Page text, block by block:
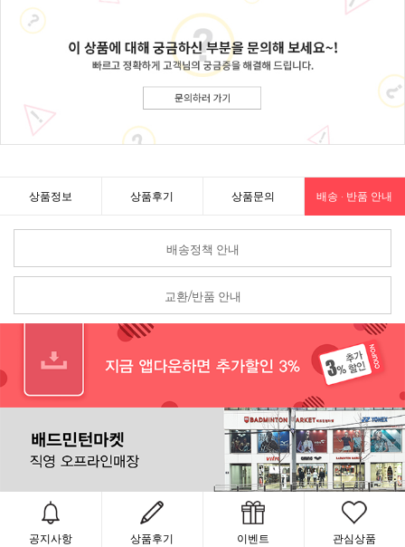
상품정보 상품후기 상품문의 배송 · 반품 안내
배송정책 안내
교환/반품 안내
공지사항 상품후기 이벤트 관심상품